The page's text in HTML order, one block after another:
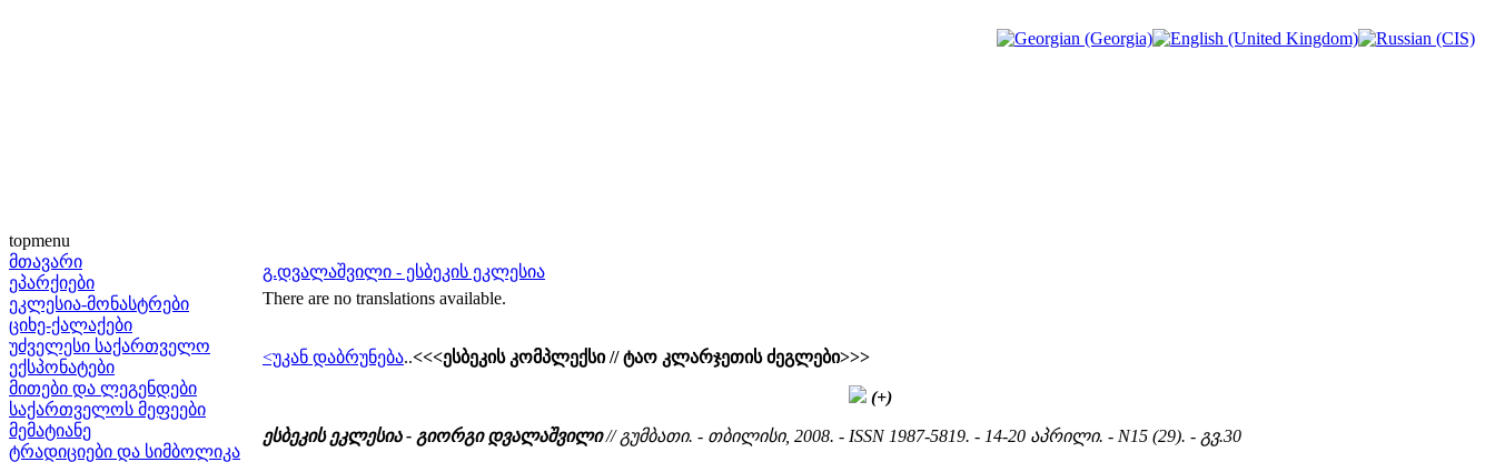
topmenu
მთავარი
ეპარქიები
ეკლესია-მონასტრები
ციხე-ქალაქები
უძველესი საქართველო
ექსპონატები
მითები და ლეგენდები
საქართველოს მეფეები
მემატიანე
ტრადიციები და სიმბოლიკა
გ.დვალაშვილი - ესბეკის ეკლესია
There are no translations available.
<უკან დაბრუნება..<<<ესბეკის კომპლექსი // ტაო კლარჯეთის ძეგლები>>>
(+)
ესბეკის ეკლესია - გიორგი დვალაშვილი// გუმბათი. - თბილისი, 2008. - ISSN 1987-5819. - 14-20 აპრილი. - N15 (29). - გვ.30